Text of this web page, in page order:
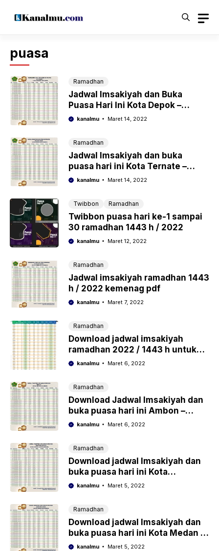
puasa
Ramadhan
Jadwal Imsakiyah dan Buka
Puasa Hari Ini Kota Depok –
Ramadhan 2022/1443 Hijriyah
kanalmu Maret 14, 2022
Ramadhan
Jadwal Imsakiyah dan buka
puasa hari ini Kota Ternate –
Ramadhan 2022/1443 Hijriyah
kanalmu Maret 14, 2022
Twibbon Ramadhan
Twibbon puasa hari ke-1 sampai
30 ramadhan 1443 h / 2022
kanalmu Maret 12, 2022
Ramadhan
Jadwal imsakiyah ramadhan 1443
h / 2022 kemenag pdf
kanalmu Maret 7, 2022
Ramadhan
Download jadwal imsakiyah
ramadhan 2022 / 1443 h untuk
buka puasa dan sahur
kanalmu Maret 6, 2022
Ramadhan
Download Jadwal Imsakiyah dan
buka puasa hari ini Ambon –
Ramadhan 2022/1443 Hijriyah
kanalmu Maret 6, 2022
Ramadhan
Download jadwal Imsakiyah dan
buka puasa hari ini Kota
Palembang – Ramadhan
kanalmu Maret 5, 2022
Ramadhan
Download jadwal Imsakiyah dan
buka puasa hari ini Kota Medan –
Ramadhan 2022/1443 Hijriyah
kanalmu Maret 5, 2022